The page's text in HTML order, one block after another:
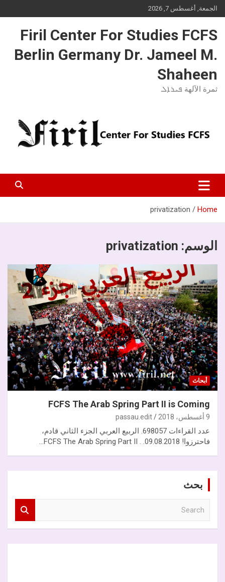
Skip
to
الجمعة, أغسطس 7, 2026
Firil Center For Studies FCFS
Berlin Germany Dr. Jameel M.
Shaheen
ثمرة الآلهة ܦܝܪܐܠ
Home
privatization
الوسم: privatization
أبحاث
FCFS The Arab Spring Part II is Coming
9 أغسطس، 2018 passau.edit
عدد القراءات 698057. الربيع العربي الجزء الثاني قادم،
فاحترزوا! 09.08.2018. . FCFS The Arab Spring Part II…
بحث